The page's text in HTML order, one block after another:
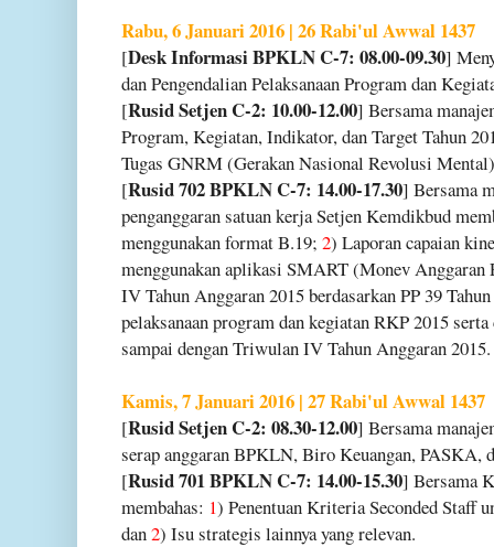
Rabu, 6 Januari 2016 | 26 Rabi'ul Awwal 1437
[Desk Informasi BPKLN C-7: 08.00-09.30]
dan Pengendalian Pelaksanaan Program dan
[Rusid Setjen C-2: 10.00-12.00] Bersama
Program, Kegiatan, Indikator, dan Target Tahun
Tugas GNRM (Gerakan Nasional Revolusi
[Rusid 702 BPKLN C-7: 14.00-17.30] Bersama
penganggaran satuan kerja Setjen Kemdikbud
menggunakan format B.19; 2) Laporan capaian
menggunakan aplikasi SMART (Monev
IV Tahun Anggaran 2015 berdasarkan PP 39
pelaksanaan program dan kegiatan RKP 2015
sampai dengan Triwulan IV Tahun Anggaran 2015.
Kamis, 7 Januari 2016 | 27 Rabi'ul Awwal 1437
[Rusid Setjen C-2: 08.30-12.00] Bersama
serap anggaran BPKLN, Biro Keuangan, PASKA,
[Rusid 701 BPKLN C-7: 14.00-15.30] Bersama
membahas: 1) Penentuan Kriteria Seconded Staff
dan2) Isu strategis lainnya yang relevan.